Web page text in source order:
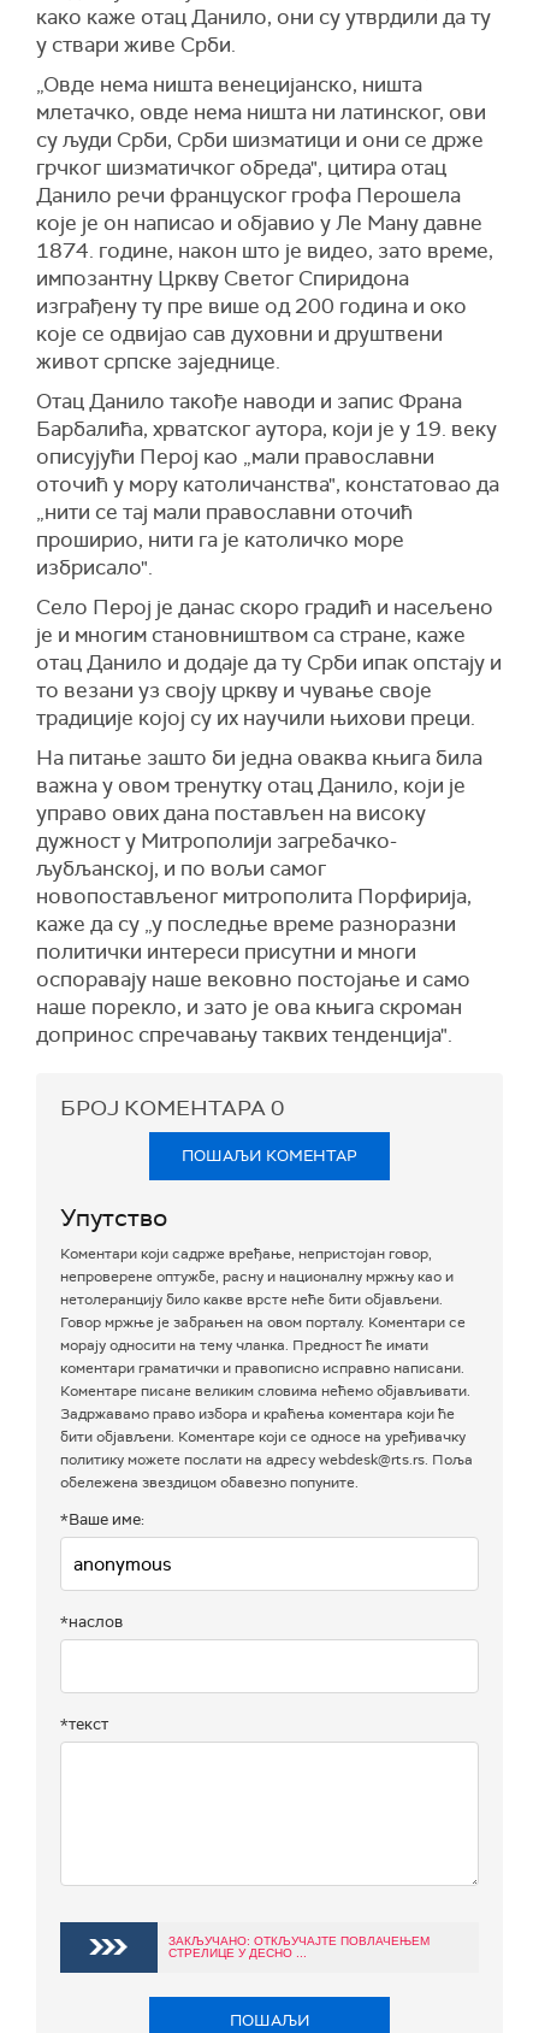
како каже отац Данило, они су утврдили да ту
у ствари живе Срби.
„Овде нема ништа венецијанско, ништа
млетачко, овде нема ништа ни латинског, ови
су људи Срби, Срби шизматици и они се држе
грчког шизматичког обреда", цитира отац
Данило речи француског грофа Перошела
које је он написао и објавио у Ле Ману давне
1874. године, након што је видео, зато време,
импозантну Цркву Светог Спиридона
изграђену ту пре више од 200 година и око
које се одвијао сав духовни и друштвени
живот српске заједнице.
Отац Данило такође наводи и запис Франа
Барбалића, хрватског аутора, који је у 19. веку
описујући Перој као „мали православни
оточић у мору католичанства", констатовао да
„нити се тај мали православни оточић
проширио, нити га је католичко море
избрисало".
Село Перој је данас скоро градић и насељено
је и многим становништвом са стране, каже
отац Данило и додаје да ту Срби ипак опстају и
то везани уз своју цркву и чување своје
традиције којој су их научили њихови преци.
На питање зашто би једна оваква књига била
важна у овом тренутку отац Данило, који је
управо ових дана постављен на високу
дужност у Митрополији загребачко-
љубљанској, и по вољи самог
новопостављеног митрополита Порфирија,
каже да су „у последње време разноразни
политички интереси присутни и многи
оспоравају наше вековно постојање и само
наше порекло, и зато је ова књига скроман
допринос спречавању таквих тенденција".
БРОЈ КОМЕНТАРА0
ПОШАЉИ КОМЕНТАР
Упутство
Коментари који садрже вређање, непристојан говор,
непроверене оптужбе, расну и националну мржњу као и
нетолеранцију било какве врсте неће бити објављени.
Говор мржње је забрањен на овом порталу. Коментари се
морају односити на тему чланка. Предност ће имати
коментари граматички и правописно исправно написани.
Коментаре писане великим словима нећемо објављивати.
Задржавамо право избора и краћења коментара који ће
бити објављени. Коментаре који се односе на уређивачку
политику можете послати на адресу webdesk@rts.rs. Поља
обележена звездицом обавезно попуните.
*Ваше име:
*наслов
*текст
ЗАКЉУЧАНО: ОТКЉУЧАЈТЕ ПОВЛАЧЕЊЕМ
СТРЕЛИЦЕ У ДЕСНО ...
ПОШАЉИ